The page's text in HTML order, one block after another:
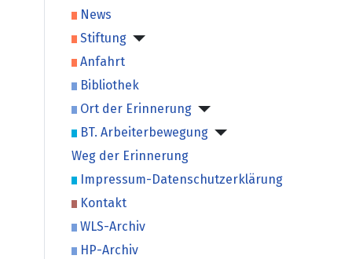
News
Stiftung
Anfahrt
Bibliothek
Ort der Erinnerung
BT. Arbeiterbewegung
Weg der Erinnerung
Impressum-Datenschutzerklärung
Kontakt
WLS-Archiv
HP-Archiv